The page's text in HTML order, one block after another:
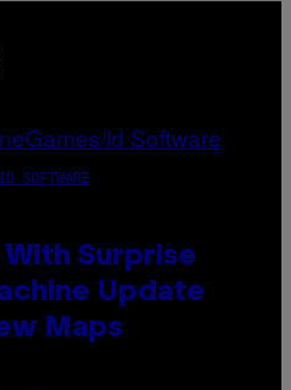
SOFTWARE
Surprise
Update
Maps